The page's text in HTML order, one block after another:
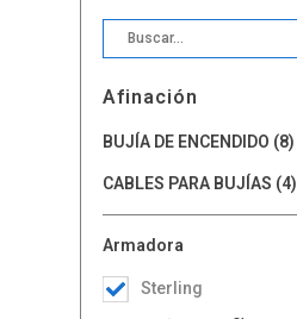
Afinación
BUJÍA DE ENCENDIDO (8)
CABLES PARA BUJÍAS (4)
Armadora
Sterling